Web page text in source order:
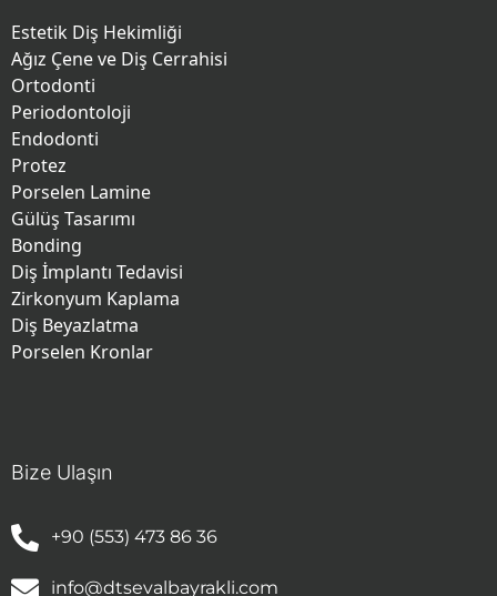
Estetik Diş Hekimliği
Ağız Çene ve Diş Cerrahisi
Ortodonti
Periodontoloji
Endodonti
Protez
Porselen Lamine
Gülüş Tasarımı
Bonding
Diş İmplantı Tedavisi
Zirkonyum Kaplama
Diş Beyazlatma
Porselen Kronlar
Bize Ulaşın
+90 (553) 473 86 36
info@dtsevalbayrakli.com